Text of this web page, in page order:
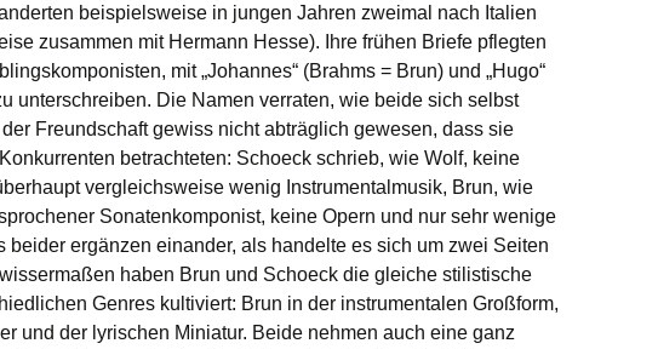
beispielsweise in jungen Jahren zweimal nach Italien
zusammen mit Hermann Hesse). Ihre frühen Briefe pflegten
mit „Johannes“ (Brahms = Brun) und „Hugo“
unterschreiben. Die Namen verraten, wie beide sich selbst
Freundschaft gewiss nicht abträglich gewesen, dass sie
betrachteten: Schoeck schrieb, wie Wolf, keine
vergleichsweise wenig Instrumentalmusik, Brun, wie
Sonatenkomponist, keine Opern und nur sehr wenige
beider ergänzen einander, als handelte es sich um zwei Seiten
haben Brun und Schoeck die gleiche stilistische
Genres kultiviert: Brun in der instrumentalen Großform,
und der lyrischen Miniatur. Beide nehmen auch eine ganz